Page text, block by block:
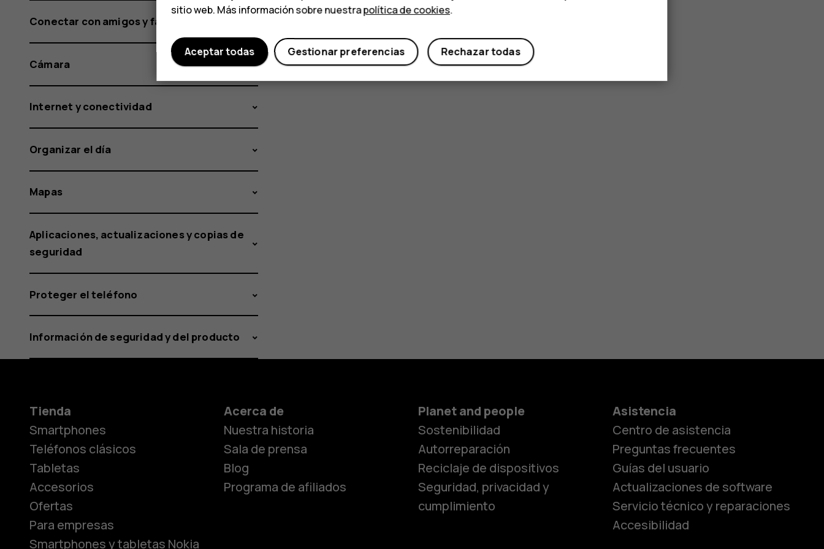
Smartphones
Teléfonos clásicos
Teléfonos para
Conectar con amigos y familia
Cámara
Internet y conectividad
Organizar el día
Mapas
Aplicaciones, actualizaciones y copias de
seguridad
Proteger el teléfono
Información de seguridad y del producto
Tienda
Smartphones
Teléfonos clásicos
Tabletas
Accesorios
Ofertas
Para empresas
Smartphones y tabletas Nokia
Acerca de
Nuestra historia
Sala de prensa
Blog
Programa de afiliados
Planet and people
Sostenibilidad
Autorreparación
Reciclaje de dispositivos
Seguridad, privacidad y
cumplimiento
Asistencia
Centro de asistencia
Preguntas frecuentes
Guías del usuario
Actualizaciones de software
Servicio técnico y reparaciones
Accesibilidad
sitio web. Más información sobre nuestrapolítica de cookies.
Rechazar todas
Gestionar preferencias
Aceptar todas